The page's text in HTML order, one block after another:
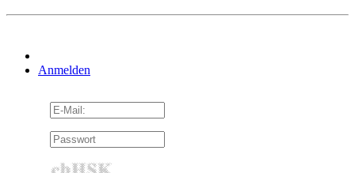
Anmelden